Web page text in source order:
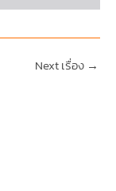
Next เรื่อง →